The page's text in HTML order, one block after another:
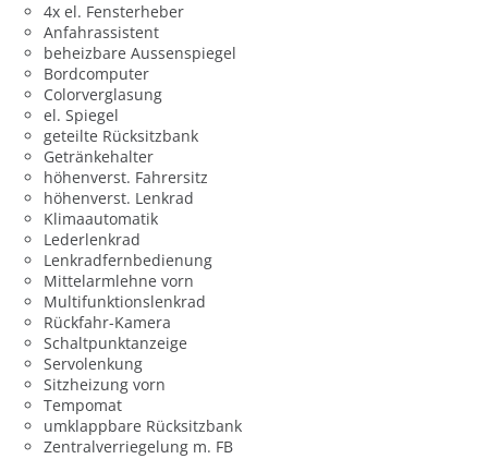
4x el. Fensterheber
Anfahrassistent
beheizbare Aussenspiegel
Bordcomputer
Colorverglasung
el. Spiegel
geteilte Rücksitzbank
Getränkehalter
höhenverst. Fahrersitz
höhenverst. Lenkrad
Klimaautomatik
Lederlenkrad
Lenkradfernbedienung
Mittelarmlehne vorn
Multifunktionslenkrad
Rückfahr-Kamera
Schaltpunktanzeige
Servolenkung
Sitzheizung vorn
Tempomat
umklappbare Rücksitzbank
Zentralverriegelung m. FB